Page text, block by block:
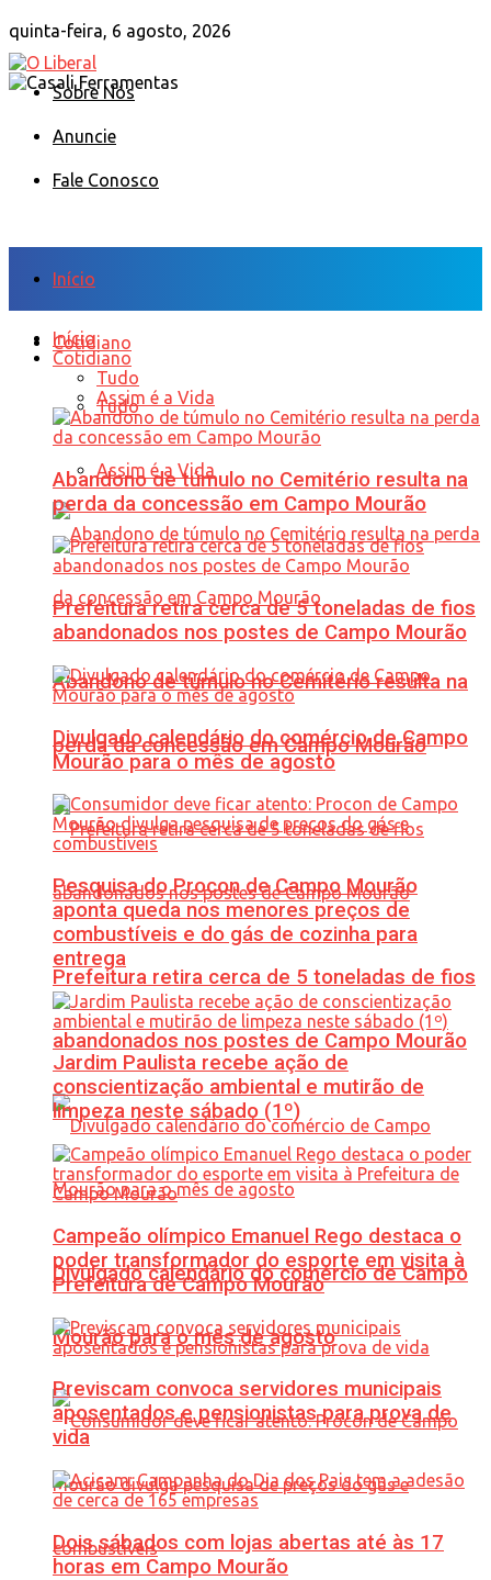
quinta-feira, 6 agosto, 2026
Sobre Nós
Anuncie
Fale Conosco
Início
Cotidiano
Tudo
Assim é a Vida
Abandono de túmulo no Cemitério resulta na
perda da concessão em Campo Mourão
Prefeitura retira cerca de 5 toneladas de fios
abandonados nos postes de Campo Mourão
Divulgado calendário do comércio de Campo
Mourão para o mês de agosto
Início
Cotidiano
Tudo
Assim é a Vida
Abandono de túmulo no Cemitério resulta na
perda da concessão em Campo Mourão
Prefeitura retira cerca de 5 toneladas de fios
abandonados nos postes de Campo Mourão
Divulgado calendário do comércio de Campo
Mourão para o mês de agosto
Pesquisa do Procon de Campo Mourão
aponta queda nos menores preços de
combustíveis e do gás de cozinha para
entrega
Jardim Paulista recebe ação de
conscientização ambiental e mutirão de
limpeza neste sábado (1º)
Campeão olímpico Emanuel Rego destaca o
poder transformador do esporte em visita à
Prefeitura de Campo Mourão
Previscam convoca servidores municipais
aposentados e pensionistas para prova de
vida
Dois sábados com lojas abertas até às 17
horas em Campo Mourão